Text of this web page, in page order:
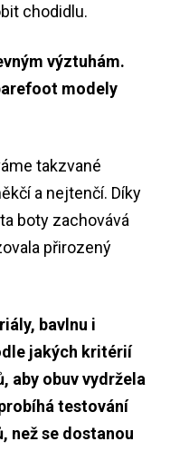
chodidlu.
výztuhám.
modely
takzvané
a nejtenčí. Díky
boty zachovává
přirozený
bavlnu i
jakých kritérií
aby obuv vydržela
testování
než se dostanou